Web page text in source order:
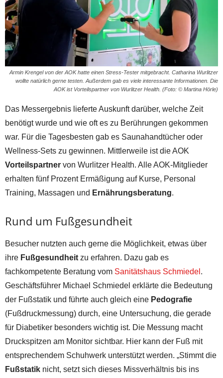
Armin Krengel von der AOK hatte einen Stress-Tester mitgebracht. Catharina Wurlitzer
wollte natürlich gerne testen. Außerdem gab es viele interessante Informationen. Die
AOK ist Vorteilspartner von Wurlitzer Health. (Foto: © Martina Hörle)
Das Messergebnis lieferte Auskunft darüber, welche Zeit
benötigt wurde und wie oft es zu Berührungen gekommen
war. Für die Tagesbesten gab es Saunahandtücher oder
Wellness-Sets zu gewinnen. Mittlerweile ist die AOK
Vorteilspartner von Wurlitzer Health. Alle AOK-Mitglieder
erhalten fünf Prozent Ermäßigung auf Kurse, Personal
Training, Massagen und Ernährungsberatung.
Rund um Fußgesundheit
Besucher nutzten auch gerne die Möglichkeit, etwas über
ihre Fußgesundheit zu erfahren. Dazu gab es
fachkompetente Beratung vom Sanitätshaus Schmiedel .
Geschäftsführer Michael Schmiedel erklärte die Bedeutung
der Fußstatik und führte auch gleich eine Pedografie
(Fußdruckmessung) durch, eine Untersuchung, die gerade
für Diabetiker besonders wichtig ist. Die Messung macht
Druckspitzen am Monitor sichtbar. Hier kann der Fuß mit
entsprechendem Schuhwerk unterstützt werden. „Stimmt die
Fußstatik nicht, setzt sich dieses Missverhältnis bis ins